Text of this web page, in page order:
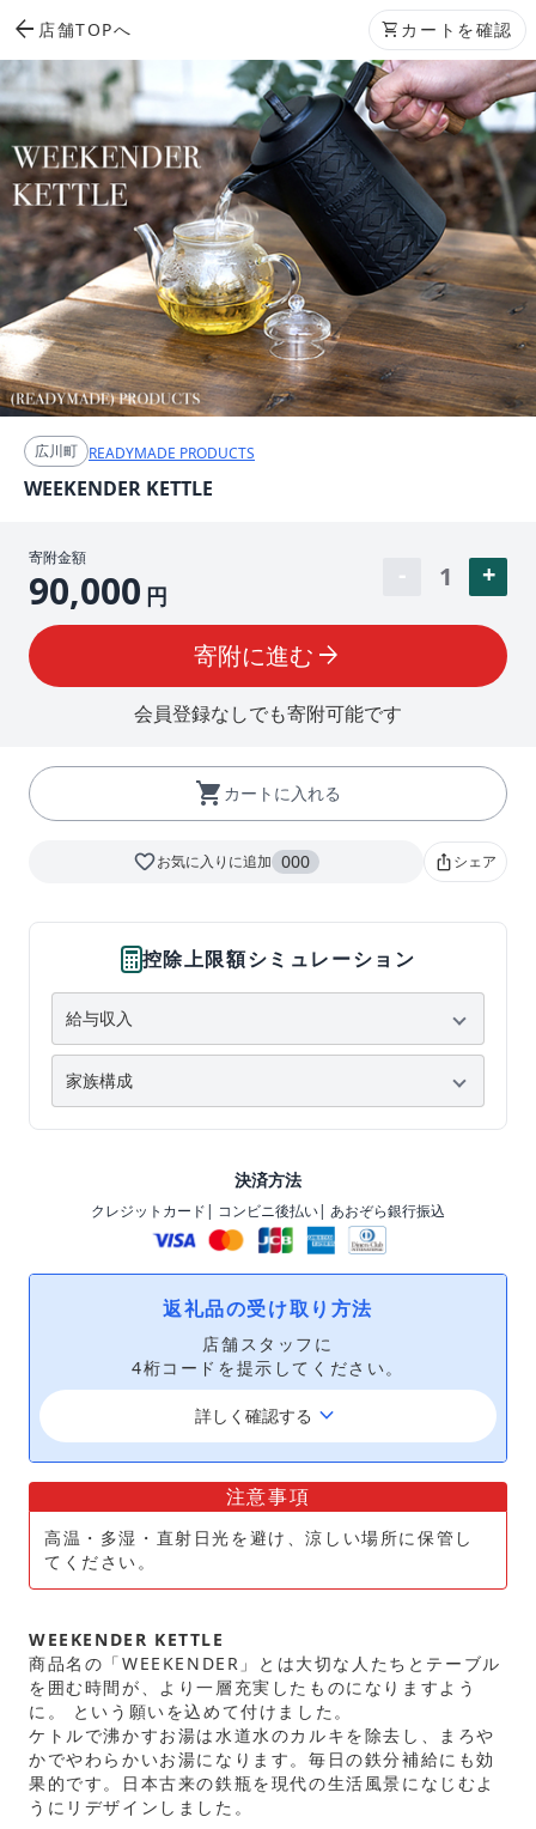
arrow_back 店舗TOPへ shopping_cart カートを確認
広川町 READYMADE PRODUCTS
WEEKENDER KETTLE
寄附金額
90,000 円
1
寄附に進む arrow_forward
会員登録なしでも寄附可能です
shopping_cart カートに入れる
favorite_borderお気に入りに追加 000 ios_shareシェア
控除上限額シミュレーション
決済方法
クレジットカード| コンビニ後払い| あおぞら銀行振込
返礼品の受け取り方法
店舗スタッフに
4桁コードを提示してください。
詳しく確認する keyboard_arrow_down
注意事項
高温・多湿・直射日光を避け、涼しい場所に保管し
てください。
WEEKENDER KETTLE
商品名の「WEEKENDER」とは大切な人たちとテーブル
を囲む時間が、より一層充実したものになりますよう
に。 という願いを込めて付けました。
ケトルで沸かすお湯は水道水のカルキを除去し、まろや
かでやわらかいお湯になります。毎日の鉄分補給にも効
果的です。日本古来の鉄瓶を現代の生活風景になじむよ
うにリデザインしました。